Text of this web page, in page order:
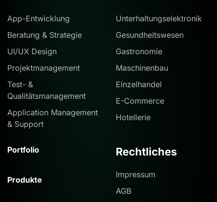
App-Entwicklung
Beratung & Strategie
UI/UX Design
Projektmanagement
Test- &
Qualitätsmanagement
Application Management
& Support
Unterhaltungselektronik
Gesundheitswesen
Gastronomie
Maschinenbau
Einzelhandel
E-Commerce
Hotellerie
Portfolio
Produkte
Rechtliches
Impressum
AGB